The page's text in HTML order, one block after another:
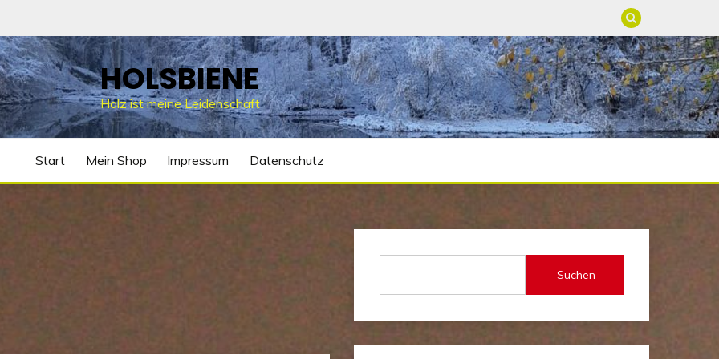
HOLSBIENE
Holz ist meine Leidenschaft
Start Mein Shop Impressum Datenschutz
Suchen